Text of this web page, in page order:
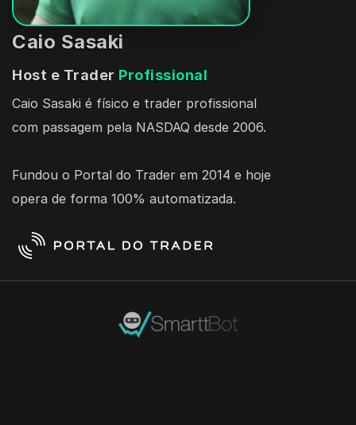
Caio Sasaki
Host e Trader Profissional
Caio Sasaki é físico e trader profissional
com passagem pela NASDAQ desde 2006.
Fundou o Portal do Trader em 2014 e hoje
opera de forma 100% automatizada.